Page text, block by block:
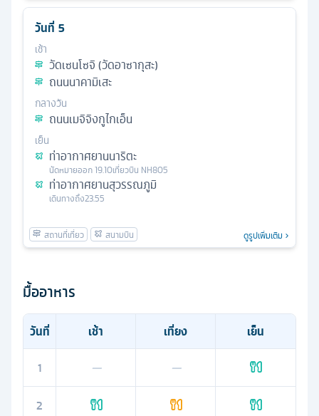
วันที่ 5
เช้า
วัดเซนโซจิ (วัดอาซากุสะ)
ถนนนาคามิเสะ
กลางวัน
ถนนเมจิจิงกูไกเอ็น
เย็น
ท่าอากาศยานนาริตะ
นัดหมายออก19.10เที่ยวบิน NH805
ท่าอากาศยานสุวรรณภูมิ
เดินทางถึง23.55
ดูรูปเพิ่มเติม
มื้ออาหาร
วันที่ เช้า เที่ยง
เย็น
1
— —
2